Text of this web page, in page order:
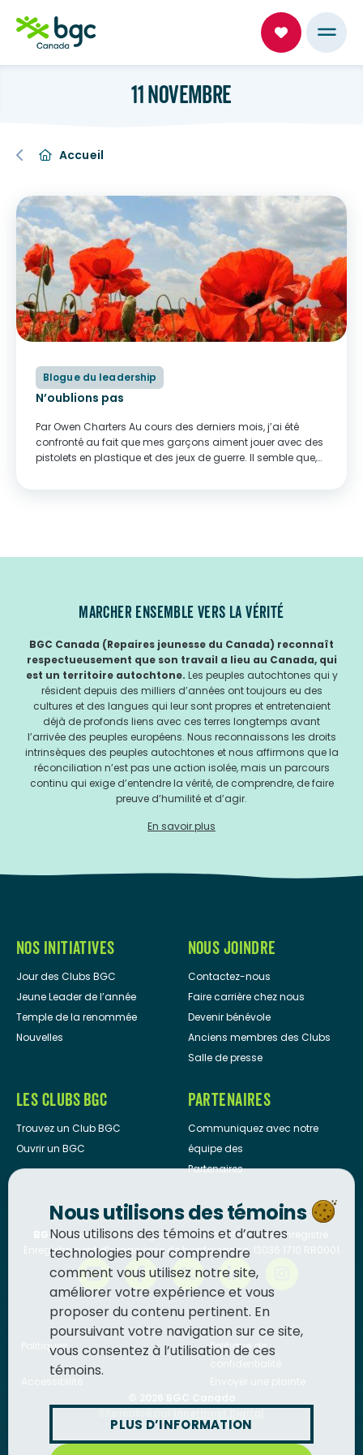
11 NOVEMBRE
Accueil
Blogue du leadership
N’oublions pas
Par Owen Charters Au cours des derniers mois, j’ai été
confronté au fait que mes garçons aiment jouer avec des
pistolets en plastique et des jeux de guerre. Il semble que,
MARCHER ENSEMBLE VERS LA VÉRITÉ
BGC Canada (Repaires jeunesse du Canada) reconnaît
respectueusement que son travail a lieu au Canada, qui
est un territoire autochtone. Les peuples autochtones qui y
résident depuis des milliers d’années ont toujours eu des
cultures et des langues qui leur sont propres et entretenaient
déjà de profonds liens avec ces terres longtemps avant
l’arrivée des peuples européens. Nous reconnaissons les droits
intrinsèques des peuples autochtones et nous affirmons que la
réconciliation n’est pas une action isolée, mais un parcours
continu qui exige d’entendre la vérité, de comprendre, de faire
preuve d’humilité et d’agir.
En savoir plus
NOS INITIATIVES
Jour des Clubs BGC
Jeune Leader de l’année
Temple de la renommée
Nouvelles
NOUS JOINDRE
Contactez-nous
Faire carrière chez nous
Devenir bénévole
Anciens membres des Clubs
Salle de presse
LES CLUBS BGC
Trouvez un Club BGC
Ouvrir un BGC
PARTENAIRES
Communiquez avec notre
équipe des
Partenaires
BGC Canadaest un organisme de bienfaisance enregistré.
Enregistrement d’organisme de bienfaisance: 13036 1710 RR0001
Politiques
Politique de
Nous utilisons des témoins
Nous utilisons des témoins et d’autres
technologies pour comprendre
comment vous utilisez notre site,
améliorer votre expérience et vous
proposer du contenu pertinent. En
poursuivant votre navigation sur ce site,
vous consentez à l’utilisation de ces
témoins.
PLUS D’INFORMATION